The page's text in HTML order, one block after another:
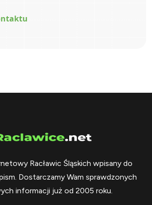
Racławic Śląskich wpisany do
Dostarczamy Wam sprawdzonych
informacji już od 2005 roku.